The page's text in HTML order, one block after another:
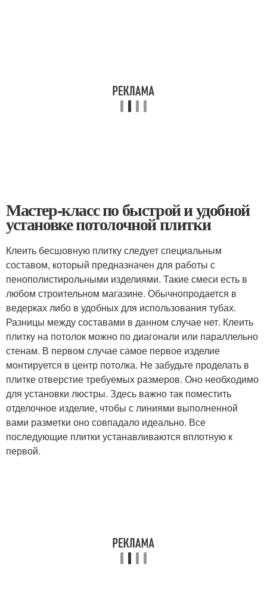
Мастер-класс по быстрой и удобной
установке потолочной плитки
Клеить бесшовную плитку следует специальным
составом, который предназначен для работы с
пенополистирольными изделиями. Такие смеси есть в
любом строительном магазине. Обычнопродается в
ведерках либо в удобных для использования тубах.
Разницы между составами в данном случае нет. Клеить
плитку на потолок можно по диагонали или параллельно
стенам. В первом случае самое первое изделие
монтируется в центр потолка. Не забудьте проделать в
плитке отверстие требуемых размеров. Оно необходимо
для установки люстры. Здесь важно так поместить
отделочное изделие, чтобы с линиями выполненной
вами разметки оно совпадало идеально. Все
последующие плитки устанавливаются вплотную к
первой.